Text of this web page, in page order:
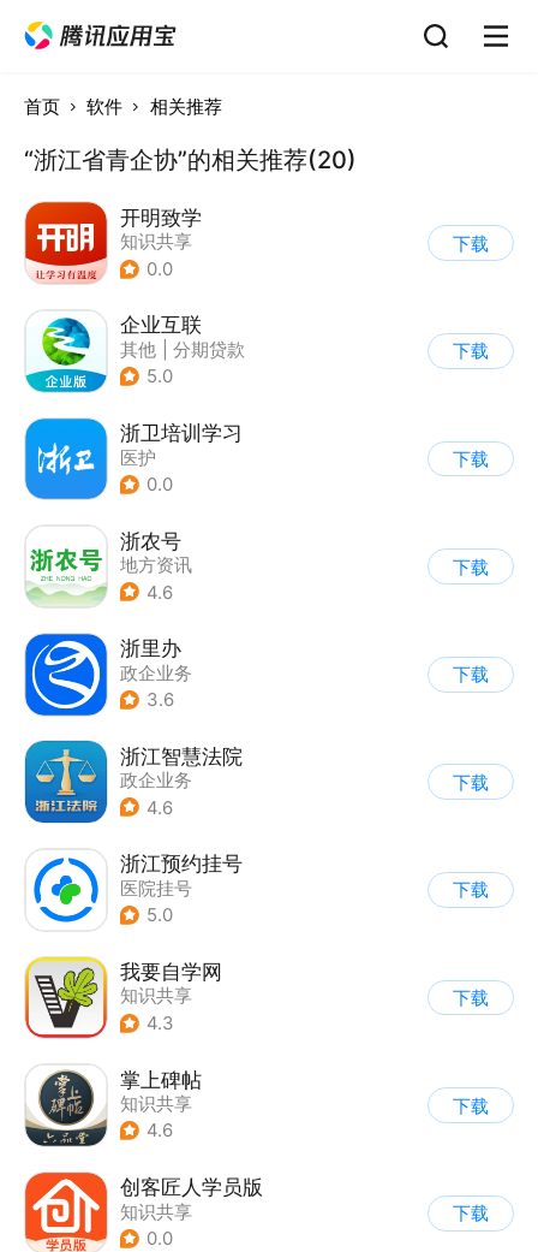
首页 软件 相关推荐
“浙江省青企协”的相关推荐(20)
开明致学
知识共享
0.0
下载
企业互联
其他
分期贷款
5.0
下载
浙卫培训学习
医护
0.0
下载
浙农号
地方资讯
4.6
下载
浙里办
政企业务
3.6
下载
浙江智慧法院
政企业务
4.6
下载
浙江预约挂号
医院挂号
5.0
下载
我要自学网
知识共享
4.3
下载
掌上碑帖
知识共享
4.6
下载
创客匠人学员版
知识共享
0.0
下载